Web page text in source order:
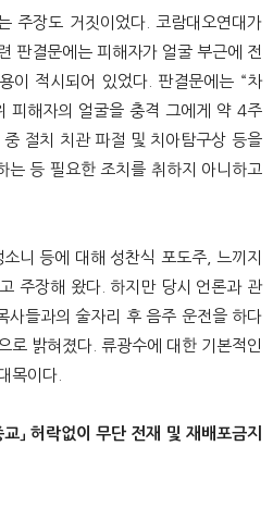
주장도 거짓이었다. 코람대오연대가
판결문에는 피해자가 얼굴 부근에 전
이 적시되어 있었다. 판결문에는 “차
피해자의 얼굴을 충격 그에게 약 4주
절치 치관 파절 및 치아탐구상 등을
는 등 필요한 조치를 취하지 아니하고
니 등에 대해 성찬식 포도주, 느끼지
주장해 왔다. 하지만 당시 언론과 관
사들과의 술자리 후 음주 운전을 하다
로 밝혀졌다. 류광수에 대한 기본적인
목이다.
」 허락없이 무단 전재 및 재배포금지